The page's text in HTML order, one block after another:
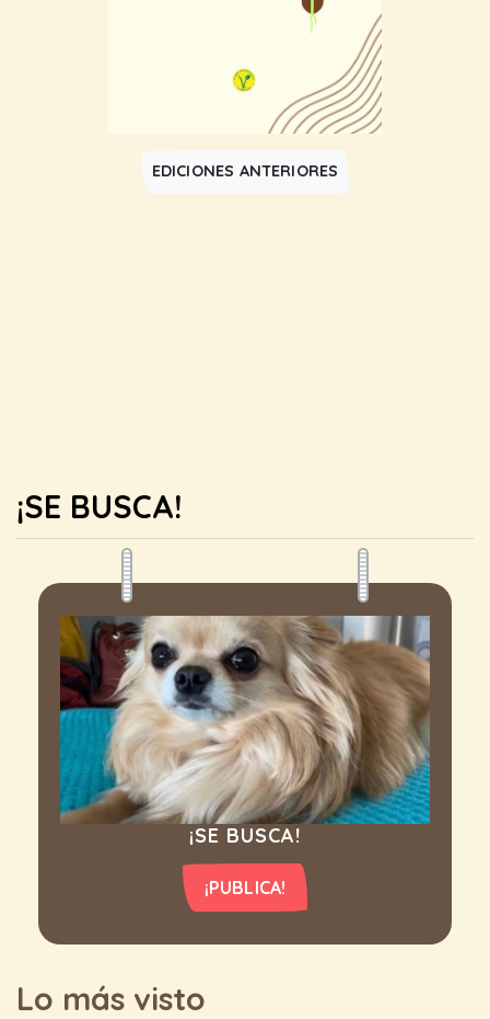
EDICIONES ANTERIORES
¡SE BUSCA!
¡SE BUSCA!
¡PUBLICA!
Lo más visto